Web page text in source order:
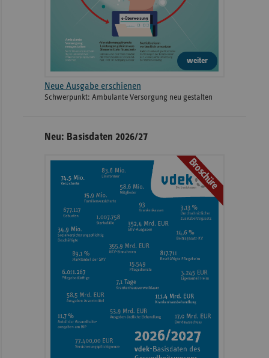
weiter
Neue Ausgabe erschienen
Schwerpunkt: Ambulante Versorgung neu gestalten
Neu: Basisdaten 2026/27
Broschüre